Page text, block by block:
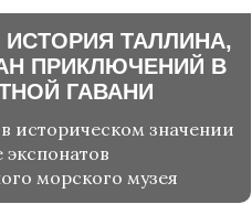
ТАЛЛИНА,
ПРИКЛЮЧЕНИЙ В
ГАВАНИ
историческом значении
экспонатов
морского музея